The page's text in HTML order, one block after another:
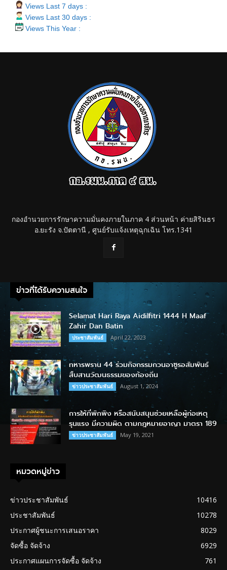
Views Last 7 days :
Views Last 30 days :
Views This Year :
กองอำนวยการรักษาความมั่นคงภายในภาค 4 ส่วนหน้า ค่ายสิรินธร
อ.ยะรัง จ.ปัตตานี , ศูนย์รับแจ้งเหตุฉุกเฉิน โทร.1341
ข่าวที่ได้รับความสนใจ
Selamat Hari Raya Aidilfitri 1444 H Maaf
Zahir Dan Batin
ประชาสัมพันธ์ April 22, 2023
ทหารพราน 44 ร่วมกิจกรรมกวนอาซูรอสัมพันธ์
สืบสานวัฒนธรรมของท้องถิ่น
ข่าวประชาสัมพันธ์ August 1, 2024
การให้ที่พักพิง หรือสนับสนุนช่วยเหลือผู้ก่อเหตุ
รุนแรง มีความผิด ตามกฎหมายอาญา มาตรา 189
ข่าวประชาสัมพันธ์ May 19, 2021
หมวดหมู่ข่าว
ข่าวประชาสัมพันธ์
10416
ประชาสัมพันธ์
10278
ประกาศผู้ชนะการเสนอราคา
8029
จัดซื้อ จัดจ้าง
6929
ประกาศแผนการจัดซื้อ จัดจ้าง
761